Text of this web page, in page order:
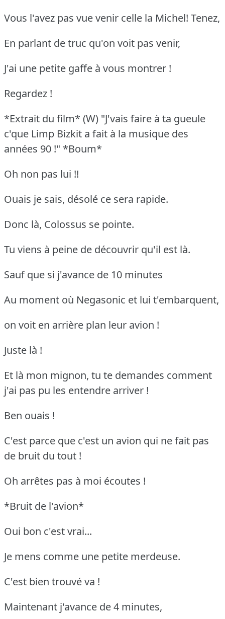
Vous l'avez pas vue venir celle la Michel! Tenez,
En parlant de truc qu'on voit pas venir,
J'ai une petite gaffe à vous montrer !
Regardez !
*Extrait du film* (W) "J'vais faire à ta gueule
c'que Limp Bizkit a fait à la musique des
années 90 !" *Boum*
Oh non pas lui !!
Ouais je sais, désolé ce sera rapide.
Donc là, Colossus se pointe.
Tu viens à peine de découvrir qu'il est là.
Sauf que si j'avance de 10 minutes
Au moment où Negasonic et lui t'embarquent,
on voit en arrière plan leur avion !
Juste là !
Et là mon mignon, tu te demandes comment
j'ai pas pu les entendre arriver !
Ben ouais !
C'est parce que c'est un avion qui ne fait pas
de bruit du tout !
Oh arrêtes pas à moi écoutes !
*Bruit de l'avion*
Oui bon c'est vrai...
Je mens comme une petite merdeuse.
C'est bien trouvé va !
Maintenant j'avance de 4 minutes,